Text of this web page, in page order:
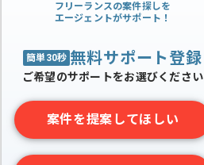
フリーランスの案件探しを
エージェントがサポート！
簡単30秒 無料サポート登録
ご希望のサポートをお選びください
案件を提案してほしい